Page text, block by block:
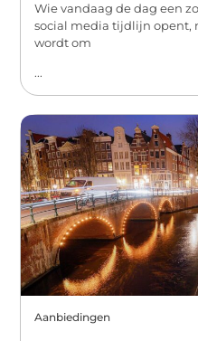
Wie vandaag de dag een
social media tijdlijn opent,
wordt om
...
Aanbiedingen